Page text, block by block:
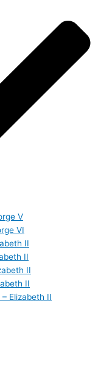
V
VI
II
II
II
II
Elizabeth II